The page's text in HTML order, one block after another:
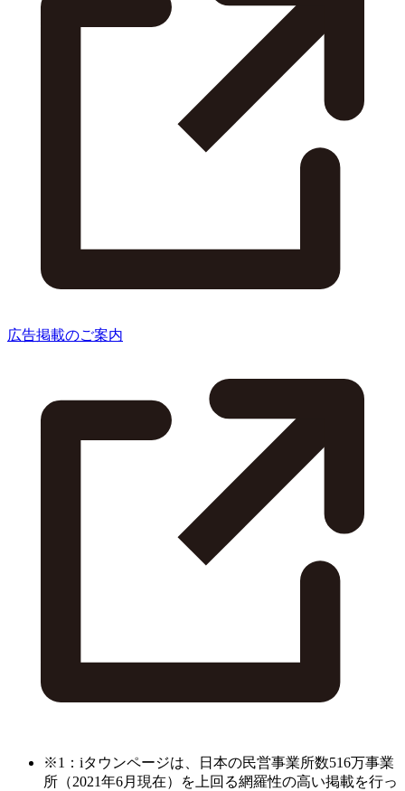
広告掲載のご案内
※1：iタウンページは、日本の民営事業所数516万事業
所（2021年6月現在）を上回る網羅性の高い掲載を行っ